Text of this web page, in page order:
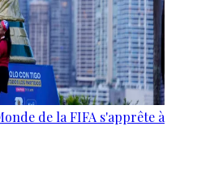
de la FIFA s'apprête à